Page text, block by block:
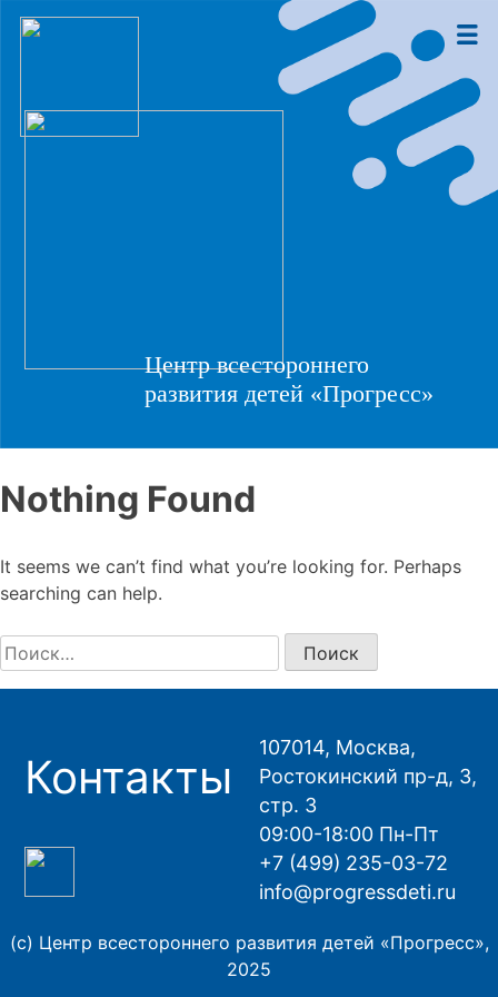
Центр всестороннего
развития детей «Прогресс»
Nothing Found
It seems we can’t find what you’re looking for. Perhaps
searching can help.
Найти:
Контакты
107014, Москва,
Ростокинский пр-д, 3,
стр. 3
09:00-18:00 Пн-Пт
+7 (499) 235-03-72
info@progressdeti.ru
(с) Центр всестороннего развития детей «Прогресс»,
2025